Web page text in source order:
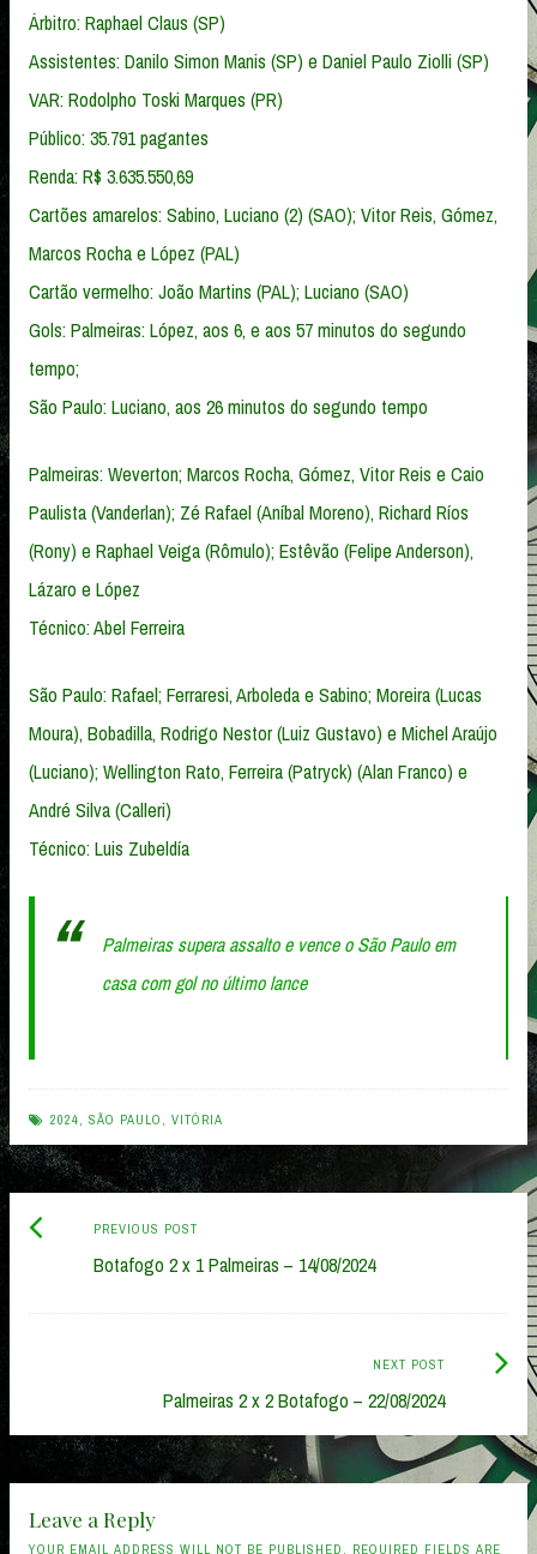
Árbitro: Raphael Claus (SP)
Assistentes: Danilo Simon Manis (SP) e Daniel Paulo Ziolli (SP)
VAR: Rodolpho Toski Marques (PR)
Público: 35.791 pagantes
Renda: R$ 3.635.550,69
Cartões amarelos: Sabino, Luciano (2) (SAO); Vitor Reis, Gómez,
Marcos Rocha e López (PAL)
Cartão vermelho: João Martins (PAL); Luciano (SAO)
Gols: Palmeiras: López, aos 6, e aos 57 minutos do segundo
tempo;
São Paulo: Luciano, aos 26 minutos do segundo tempo
Palmeiras: Weverton; Marcos Rocha, Gómez, Vitor Reis e Caio
Paulista (Vanderlan); Zé Rafael (Aníbal Moreno), Richard Ríos
(Rony) e Raphael Veiga (Rômulo); Estêvão (Felipe Anderson),
Lázaro e López
Técnico: Abel Ferreira
São Paulo: Rafael; Ferraresi, Arboleda e Sabino; Moreira (Lucas
Moura), Bobadilla, Rodrigo Nestor (Luiz Gustavo) e Michel Araújo
(Luciano); Wellington Rato, Ferreira (Patryck) (Alan Franco) e
André Silva (Calleri)
Técnico: Luis Zubeldía
Palmeiras supera assalto e vence o São Paulo em
casa com gol no último lance
2024, SÃO PAULO , VITÓRIA
Post
navigation
PREVIOUS POSTPrevious
post:
Botafogo 2 x 1 Palmeiras – 14/08/2024
NEXT POST
Palmeiras 2 x 2 Botafogo – 22/08/2024
Next
Leave a Reply
YOUR EMAIL ADDRESS WILL NOT BE PUBLISHED. REQUIRED FIELDS ARE